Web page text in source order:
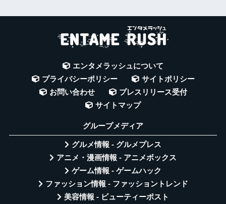
エンタメラッシュについて
プライバシーポリシー
サイトポリシー
お問い合わせ
プレスリリース受付
サイトマップ
グループメディア
グルメ情報 - グルメプレス
アニメ・漫画情報 - アニメボックス
ゲーム情報 - ゲームハック
ファッション情報 - ファッショントレンド
美容情報 - ビューティーポスト